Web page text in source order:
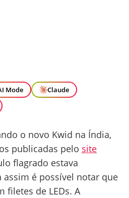
Mode
Claude
o novo Kwid na Índia,
publicadas pelo site
flagrado estava
é possível notar que
filetes de LEDs. A